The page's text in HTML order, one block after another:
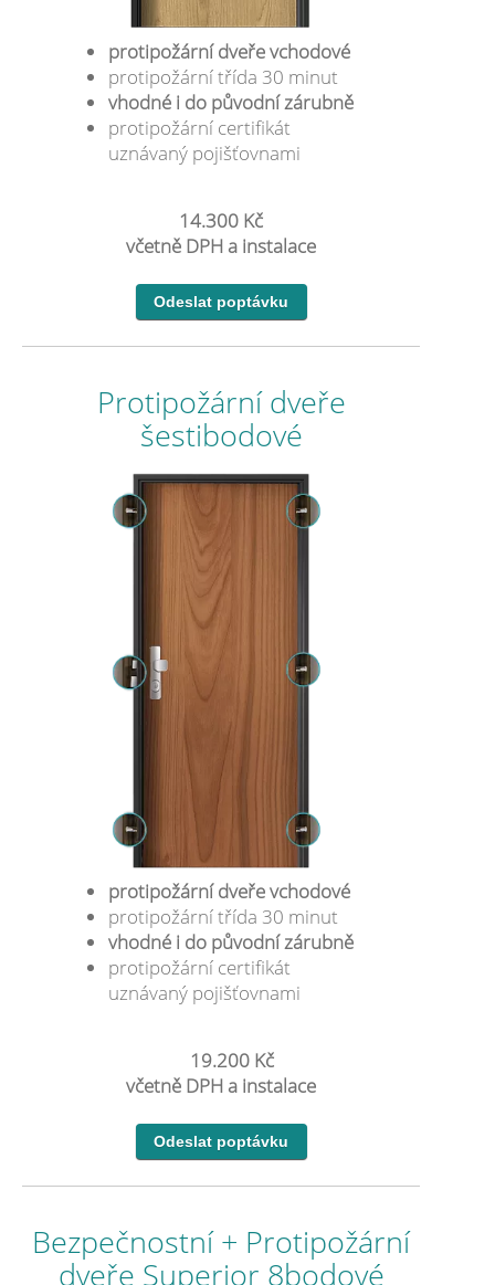
protipožární dveře vchodové
protipožární třída 30 minut
vhodné i do původní zárubně
protipožární certifikát
uznávaný pojišťovnami
14.300 Kč
včetně DPH a instalace
Protipožární dveře
šestibodové
protipožární dveře vchodové
protipožární třída 30 minut
vhodné i do původní zárubně
protipožární certifikát
uznávaný pojišťovnami
19.200 Kč
včetně DPH a instalace
Bezpečnostní + Protipožární
dveře Superior 8bodové